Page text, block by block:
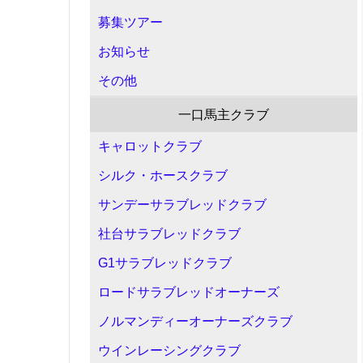
募集ツアー
お知らせ
その他
一口馬主クラブ
キャロットクラブ
シルク・ホースクラブ
サンデーサラブレッドクラブ
社台サラブレッドクラブ
G1サラブレッドクラブ
ロードサラブレッドオーナーズ
ノルマンディーオーナーズクラブ
ウインレーシングクラブ